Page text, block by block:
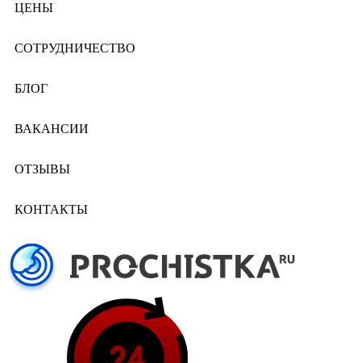
ЦЕНЫ
СОТРУДНИЧЕСТВО
БЛОГ
ВАКАНСИИ
ОТЗЫВЫ
КОНТАКТЫ